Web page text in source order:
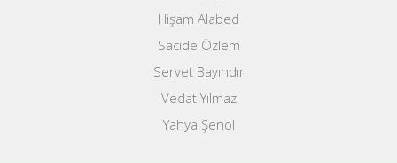
Hişam Alabed
Sacide Özlem
Servet Bayındır
Vedat Yılmaz
Yahya Şenol